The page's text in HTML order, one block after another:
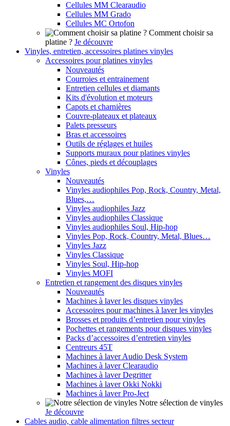
Cellules MM Clearaudio
Cellules MM Grado
Cellules MC Ortofon
Comment choisir sa
platine ? Je découvre
Vinyles, entretien, accessoires platines vinyles
Accessoires pour platines vinyles
Nouveautés
Courroies et entrainement
Entretien cellules et diamants
Kits d'évolution et moteurs
Capots et charnières
Couvre-plateaux et plateaux
Palets presseurs
Bras et accessoires
Outils de réglages et huiles
Supports muraux pour platines vinyles
Cônes, pieds et découplages
Vinyles
Nouveautés
Vinyles audiophiles Pop, Rock, Country, Metal,
Blues,…
Vinyles audiophiles Jazz
Vinyles audiophiles Classique
Vinyles audiophiles Soul, Hip-hop
Vinyles Pop, Rock, Country, Metal, Blues…
Vinyles Jazz
Vinyles Classique
Vinyles Soul, Hip-hop
Vinyles MOFI
Entretien et rangement des disques vinyles
Nouveautés
Machines à laver les disques vinyles
Accessoires pour machines à laver les vinyles
Brosses et produits d’entretien pour vinyles
Pochettes et rangements pour disques vinyles
Packs d’accessoires d’entretien vinyles
Centreurs 45T
Machines à laver Audio Desk System
Machines à laver Clearaudio
Machines à laver Degritter
Machines à laver Okki Nokki
Machines à laver Pro-Ject
Notre sélection de vinyles
Je découvre
Cables audio, cable alimentation filtres secteur